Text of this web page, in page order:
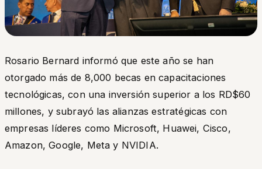
Rosario Bernard informó que este año se han
otorgado más de 8,000 becas en capacitaciones
tecnológicas, con una inversión superior a los RD$60
millones, y subrayó las alianzas estratégicas con
empresas líderes como Microsoft, Huawei, Cisco,
Amazon, Google, Meta y NVIDIA.